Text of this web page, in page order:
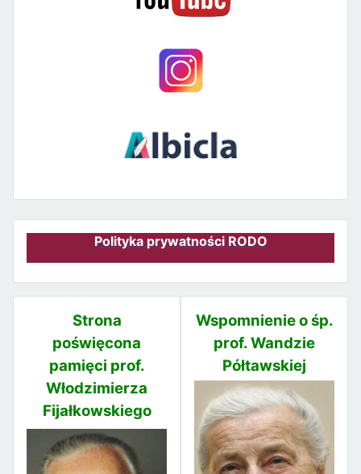
Polityka prywatności RODO
Strona
poświęcona
pamięci prof.
Włodzimierza
Fijałkowskiego
Wspomnienie o śp.
prof. Wandzie
Półtawskiej